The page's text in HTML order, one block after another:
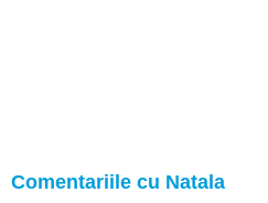
Comentariile cu Natala